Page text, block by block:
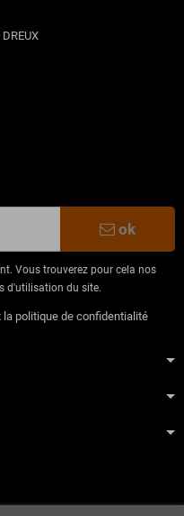
ok
Vous trouverez pour cela nos
d'utilisation du site.
politique de confidentialité